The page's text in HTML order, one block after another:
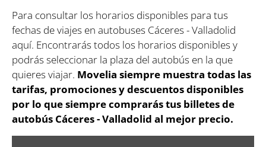
Para consultar los horarios disponibles para tus
fechas de viajes en autobuses Cáceres - Valladolid
aquí. Encontrarás todos los horarios disponibles y
podrás seleccionar la plaza del autobús en la que
quieres viajar. Movelia siempre muestra todas las
tarifas, promociones y descuentos disponibles
por lo que siempre comprarás tus billetes de
autobús Cáceres - Valladolid al mejor precio.